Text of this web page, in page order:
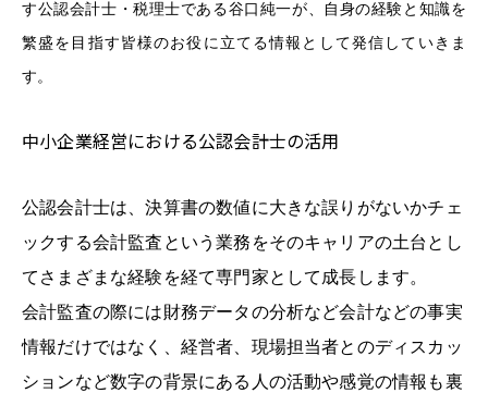
す公認会計士・税理士である谷口純一が、自身の経験と知識を
繁盛を目指す皆様のお役に立てる情報として発信していきま
す。
中小企業経営における公認会計士の活用
公認会計士は、決算書の数値に大きな誤りがないかチェ
ックする会計監査という業務をそのキャリアの土台とし
てさまざまな経験を経て専門家として成長します。
会計監査の際には財務データの分析など会計などの事実
情報だけではなく、経営者、現場担当者とのディスカッ
ションなど数字の背景にある人の活動や感覚の情報も裏